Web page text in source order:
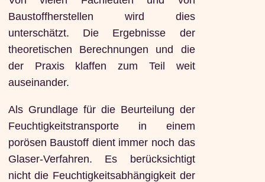
Baustoffherstellen wird dies
unterschätzt. Die Ergebnisse der
theoretischen Berechnungen und die
der Praxis klaffen zum Teil weit
auseinander.
Als Grundlage für die Beurteilung der
Feuchtigkeitstransporte in einem
porösen Baustoff dient immer noch das
Glaser-Verfahren. Es berücksichtigt
nicht die Feuchtigkeitsabhängigkeit der